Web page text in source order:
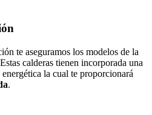
te aseguramos los modelos de la
calderas tienen incorporada una
la cual te proporcionará
.